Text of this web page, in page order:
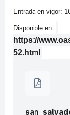
Entrada en vigor:
Disponible en:
https://
52.html